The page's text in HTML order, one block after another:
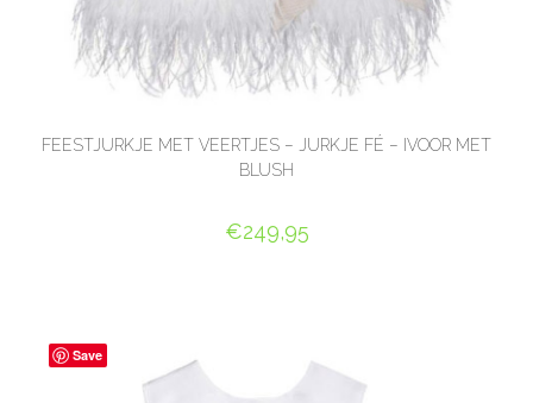
FEESTJURKJE MET VEERTJES – JURKJE FÉ – IVOOR MET
BLUSH
€249,95
Save